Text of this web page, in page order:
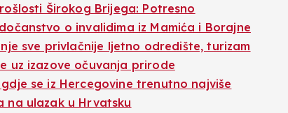
Širokog Brijega: Potresno
o invalidima iz Mamića i Borajne
sve privlačnije ljetno odredište, turizam
uz izazove očuvanja prirode
gdje se iz Hercegovine trenutno najviše
na ulazak u Hrvatsku